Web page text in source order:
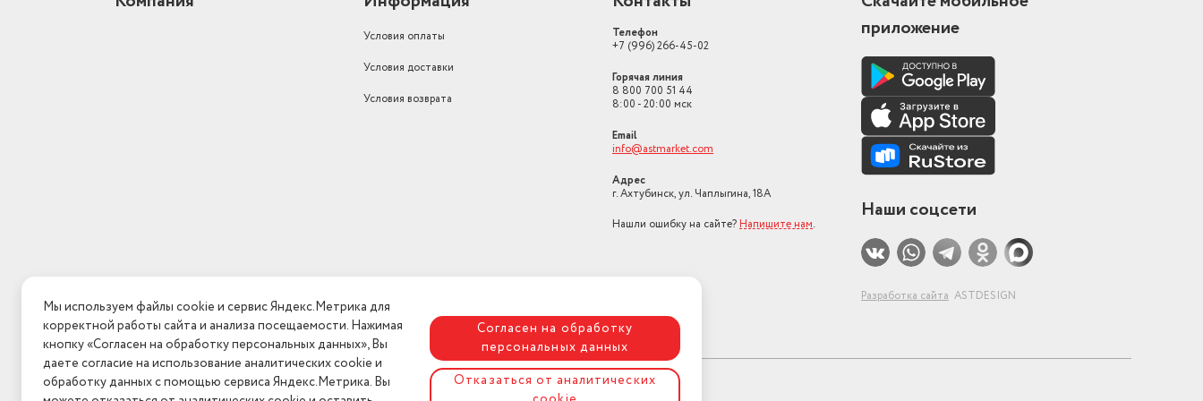
Зона свежести
Да
Бренд
Атлант
Голосовой помощник
62.9 см
59.5
2
Класс энергопотребления
A+
стандартный
Глубина, см
59.5
Полезный объем
364
Общий объем холодильника
378
Условия оплаты
Условия доставки
Условия возврата
Телефон
+7 (996) 266-45-02
Горячая линия
8 800 700 51 44
8:00 - 20:00 мск
Email
info@astmarket.com
Адрес
г. Ахтубинск, ул. Чаплыгина, 18А
Нашли ошибку на сайте? Напишите нам.
приложение
Наши соцсети
Разработка сайта ASTDESIGN
Мы используем файлы cookie и сервис Яндекс.Метрика для
корректной работы сайта и анализа посещаемости. Нажимая
кнопку «Согласен на обработку персональных данных», Вы
даете согласие на использование аналитических cookie и
обработку данных с помощью сервиса Яндекс.Метрика. Вы
Согласен на обработку
персональных данных
Отказаться от аналитических